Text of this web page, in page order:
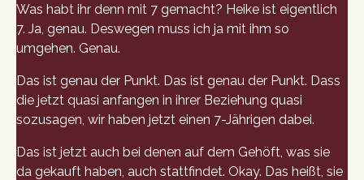
Was habt ihr denn mit 7 gemacht? Heike ist eigentlich
7. Ja, genau. Deswegen muss ich ja mit ihm so
umgehen. Genau.
Das ist genau der Punkt. Das ist genau der Punkt. Dass
die jetzt quasi anfangen in ihrer Beziehung quasi
sozusagen, wir haben jetzt einen 7-Jährigen dabei.
Das ist jetzt auch bei denen auf dem Gehöft, was sie
da gekauft haben, auch stattfindet. Okay. Das heißt, sie